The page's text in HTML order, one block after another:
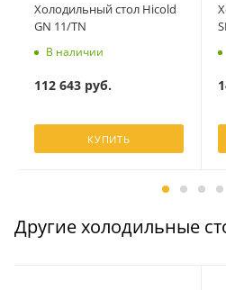
Холодильный стол Hicold
GN 11/TN
В наличии
112 643руб.
КУПИТЬ
Другие холодильные